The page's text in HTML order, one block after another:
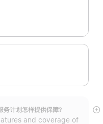
计划怎样提供保⁠障？
and coverage of
展